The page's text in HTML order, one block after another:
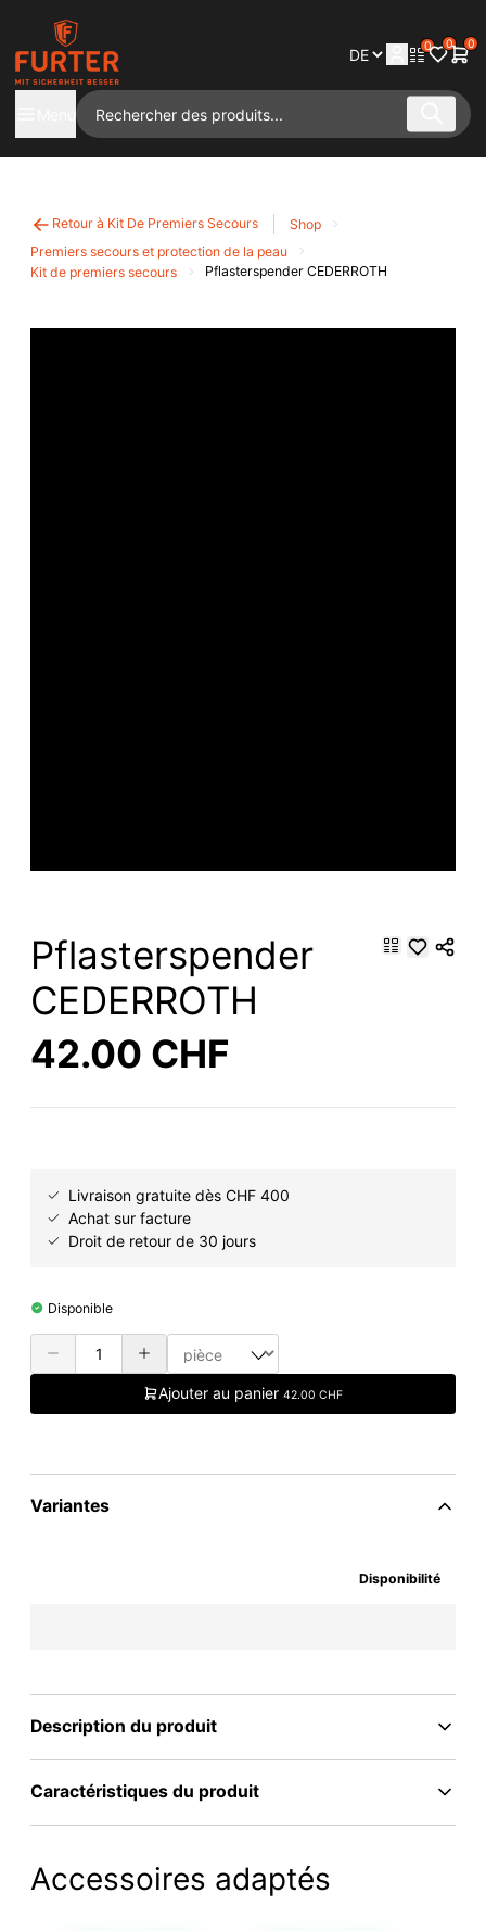
0 0 0
Retour à Kit De Premiers Secours
Shop
Premiers secours et protection de la peau
Kit de premiers secours
Pflasterspender CEDERROTH
Pflasterspender
CEDERROTH
42.00 CHF
Livraison gratuite dès CHF 400
Achat sur facture
Droit de retour de 30 jours
Disponible
Ajouter au panier 42.00 CHF
Variantes
Disponibilité
Description du produit
Caractéristiques du produit
Accessoires adaptés